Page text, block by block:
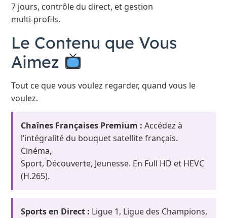
7 jours, contrôle du direct, et gestion
multi-profils.
Le Contenu que Vous
Aimez
Tout ce que vous voulez regarder, quand vous le
voulez.
Chaînes Françaises Premium : Accédez à
l’intégralité du bouquet satellite français.
Cinéma,
Sport, Découverte, Jeunesse. En Full HD et HEVC
(H.265).
Sports en Direct : Ligue 1, Ligue des Champions,